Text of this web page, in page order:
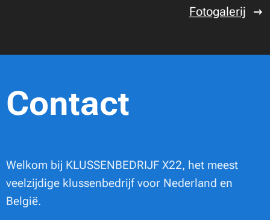
Fotogalerij
Contact
Welkom bij KLUSSENBEDRIJF X22, het meest
veelzijdige klussenbedrijf voor Nederland en
België.